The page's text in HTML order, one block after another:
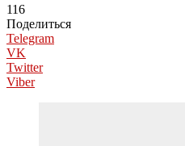
116
Поделиться
Telegram
VK
Twitter
Viber